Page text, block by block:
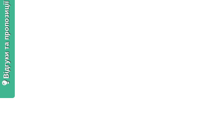
Відгуки та пропозиції